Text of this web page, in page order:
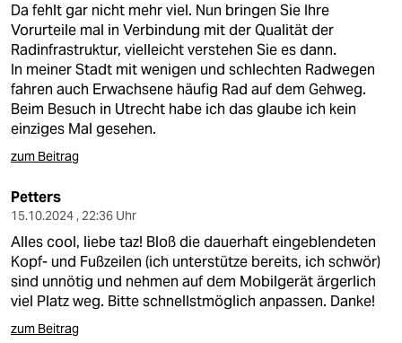
berlin
nord
wahrheit
verlag
veranstaltungen
shop
fragen & hilfe
unterstützen
Da fehlt gar nicht mehr viel. Nun bringen Sie Ihre
Vorurteile mal in Verbindung mit der Qualität der
Radinfrastruktur, vielleicht verstehen Sie es dann.
In meiner Stadt mit wenigen und schlechten Radwegen
fahren auch Erwachsene häufig Rad auf dem Gehweg.
Beim Besuch in Utrecht habe ich das glaube ich kein
einziges Mal gesehen.
zum Beitrag
Petters
15.10.2024 , 22:36 Uhr
Alles cool, liebe taz! Bloß die dauerhaft eingeblendeten
Kopf- und Fußzeilen (ich unterstütze bereits, ich schwör)
sind unnötig und nehmen auf dem Mobilgerät ärgerlich
viel Platz weg. Bitte schnellstmöglich anpassen. Danke!
zum Beitrag